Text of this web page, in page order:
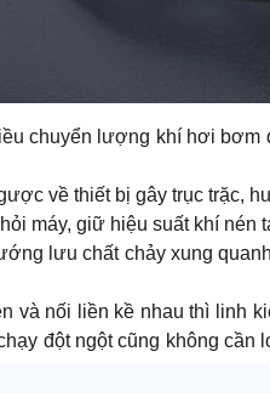
chuyển lượng khí hơi bơm
về thiết bị gây trục trặc,
máy, giữ hiệu suất khí nén
lưu chất chảy xung quanh
và nối liền kề nhau thì linh
đột ngột cũng không